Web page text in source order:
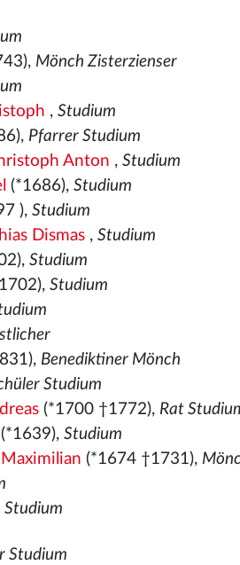
Mönch Zisterzienser
,Studium
Pfarrer Studium
Anton ,Studium
(*1686),Studium
),Studium
Dismas ,Studium
Studium
Studium
Benediktiner Mönch
Studium
(*1700 †1772), Rat
(*1639),Studium
(*1674 †1731),
Studium
Studium